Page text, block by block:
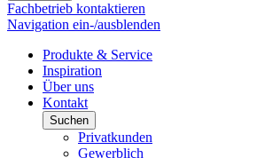
Fachbetrieb kontaktieren
Navigation ein-/ausblenden
Produkte & Service
Inspiration
Über uns
Kontakt
Suchen
Privatkunden
Gewerblich